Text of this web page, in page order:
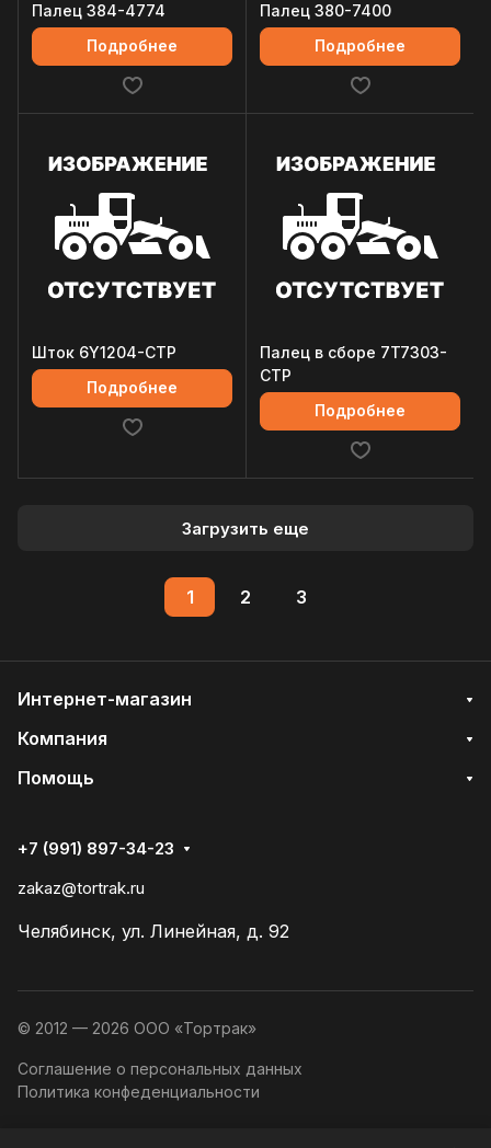
Палец 384-4774
Подробнее
Палец 380-7400
Подробнее
Шток 6Y1204-CTP
Подробнее
Палец в сборе 7T7303-
CTP
Подробнее
Загрузить еще
1 2 3
Интернет-магазин
Компания
Помощь
+7 (991) 897-34-23
zakaz@tortrak.ru
Челябинск, ул. Линейная, д. 92
© 2012 — 2026 ООО «Тортрак»
Соглашение о персональных данных
Политика конфеденциальности